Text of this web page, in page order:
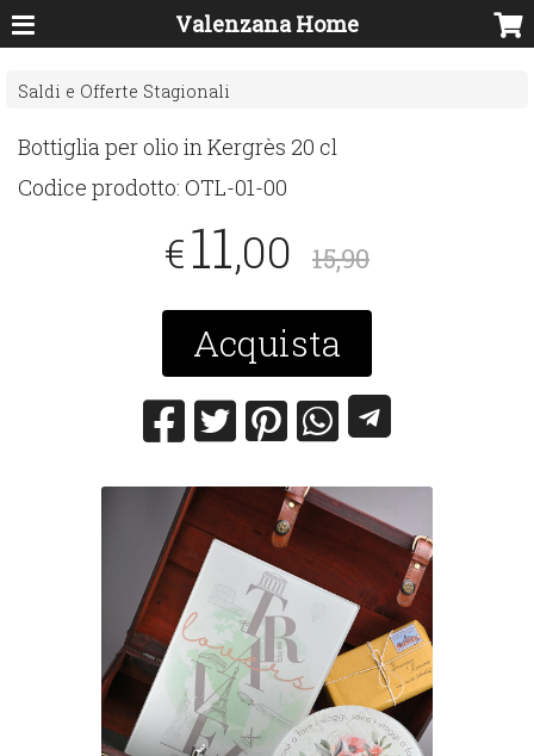
Valenzana Home
Saldi e Offerte Stagionali
Bottiglia per olio in Kergrès 20 cl
Codice prodotto:OTL-01-00
€11,00 15,90
Acquista